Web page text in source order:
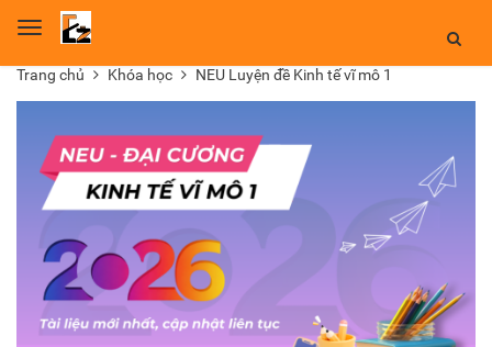
Toggle
Trang chủ Khóa học NEU Luyện đề Kinh tế vĩ mô 1